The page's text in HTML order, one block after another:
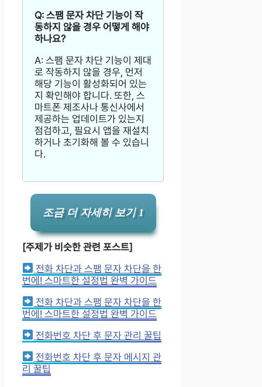
Q: 스팸 문자 차단 기능이 작
동하지 않을 경우 어떻게 해야
하나요?
A: 스팸 문자 차단 기능이 제대
로 작동하지 않을 경우, 먼저
해당 기능이 활성화되어 있는
지 확인해야 합니다. 또한, 스
마트폰 제조사나 통신사에서
제공하는 업데이트가 있는지
점검하고, 필요시 앱을 재설치
하거나 초기화해 볼 수 있습니
다.
조금 더 자세히 보기 1
[주제가 비슷한 관련 포스트]
전화 차단과 스팸 문자 차단을 한
번에! 스마트한 설정법 완벽 가이드
전화 차단과 스팸 문자 차단을 한
번에! 스마트한 설정법 완벽 가이드
전화번호 차단 후 문자 관리 꿀팁
전화번호 차단 후 문자 메시지 관
리 꿀팁